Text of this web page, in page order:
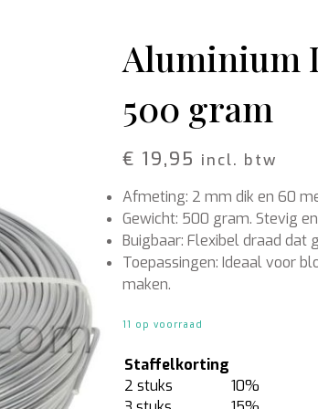
Merken
Wolkoord
VOEDING EN
Bladglans
Schoonmaak
Aluminium
500 gram
€ 19,95 incl. btw
Afmeting: 2 mm dik en 60
Gewicht: 500 gram. Stevig
Buigbaar: Flexibel draad dat
Toepassingen: Ideaal voor
maken.
11 op voorraad
Staffelkorting
2 stuks
10%